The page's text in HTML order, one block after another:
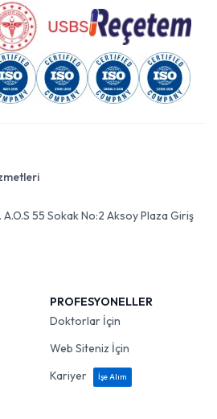
55 Sokak No:2 Aksoy Plaza Giriş
PROFESYONELLER
Doktorlar İçin
Web Siteniz İçin
Kariyer
İşe Alım